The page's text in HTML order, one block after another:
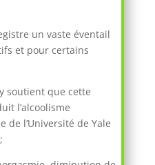
un vaste éventail
et pour certains
soutient que cette
l’alcoolisme
l’Université de Yale